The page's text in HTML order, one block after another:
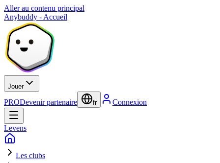
Aller au contenu principal
Anybuddy - Accueil
Jouer
PRODevenir partenaire fr Connexion
Levens
Les clubs